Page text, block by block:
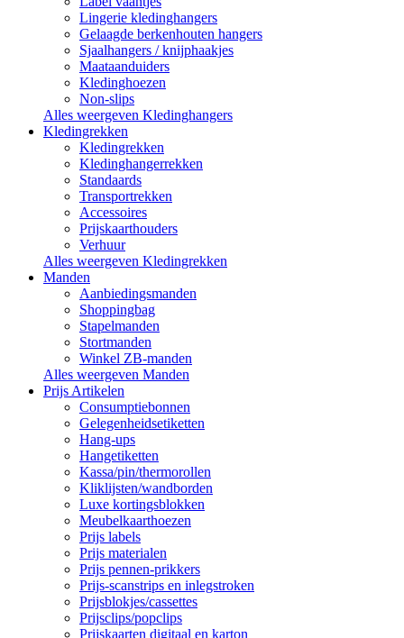
Lingerie kledinghangers
Gelaagde berkenhouten hangers
Sjaalhangers / knijphaakjes
Maataanduiders
Kledinghoezen
Non-slips
Alles weergeven Kledinghangers
Kledingrekken
Kledingrekken
Kledinghangerrekken
Standaards
Transportrekken
Accessoires
Prijskaarthouders
Verhuur
Alles weergeven Kledingrekken
Manden
Aanbiedingsmanden
Shoppingbag
Stapelmanden
Stortmanden
Winkel ZB-manden
Alles weergeven Manden
Prijs Artikelen
Consumptiebonnen
Gelegenheidsetiketten
Hang-ups
Hangetiketten
Kassa/pin/thermorollen
Kliklijsten/wandborden
Luxe kortingsblokken
Meubelkaarthoezen
Prijs labels
Prijs materialen
Prijs pennen-prikkers
Prijs-scanstrips en inlegstroken
Prijsblokjes/cassettes
Prijsclips/popclips
Prijskaarten digitaal en karton